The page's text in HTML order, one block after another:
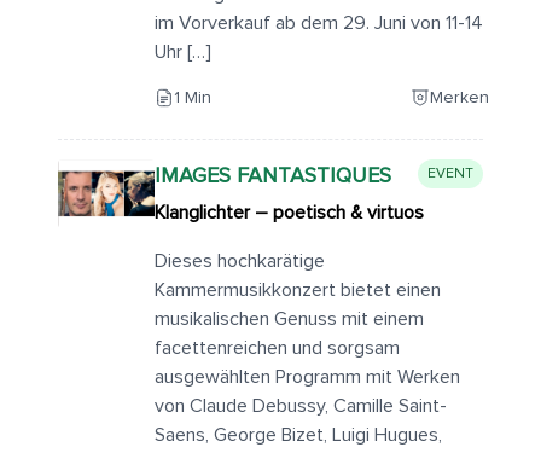
im Vorverkauf ab dem 29. Juni von 11-14
Uhr […]
1 Min Merken
IMAGES FANTASTIQUES EVENT
Klanglichter – poetisch & virtuos
Dieses hochkarätige
Kammermusikkonzert bietet einen
musikalischen Genuss mit einem
facettenreichen und sorgsam
ausgewählten Programm mit Werken
von Claude Debussy, Camille Saint-
Saens, George Bizet, Luigi Hugues,